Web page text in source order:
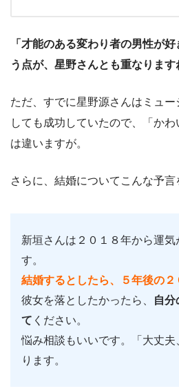
「才能のある変わり者の男性が
う点が、星野さんとも重なります
ただ、すでに星野源さんはミュ
しても成功していたので、「か
は違いますが。
さらに、結婚についてこんな予言
新垣さんは２０１８年から運気
す。
結婚するとしたら、５年後の２
彼女を落としたかったら、
自分
て ください。
悩み相談もいいです。「大丈
ります。